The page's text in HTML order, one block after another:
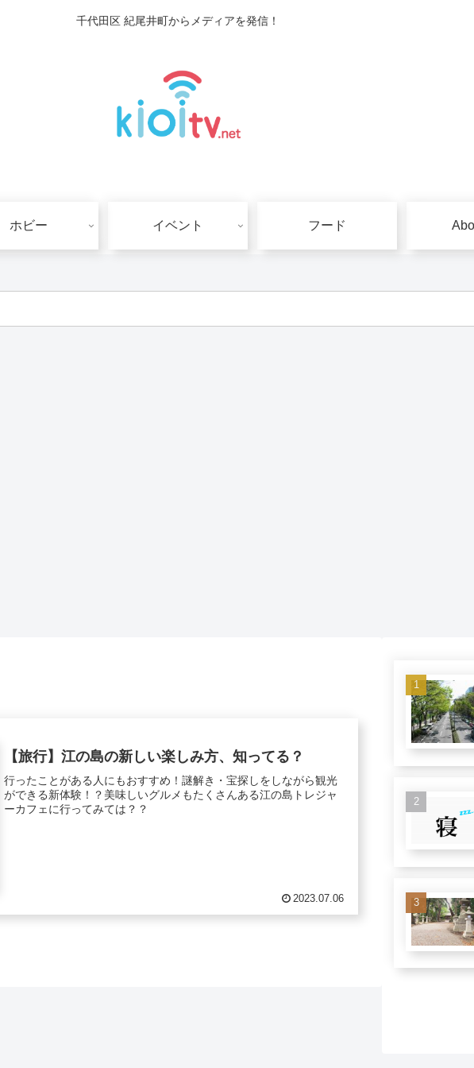
千代田区 紀尾井町からメディアを発信！
ホビー イベント フード
【旅行】江の島の新しい楽しみ方、知ってる？
行ったことがある人にもおすすめ！謎解き・宝探しをしながら観光
ができる新体験！？美味しいグルメもたくさんある江の島トレジャ
ーカフェに行ってみては？？
2023.07.06